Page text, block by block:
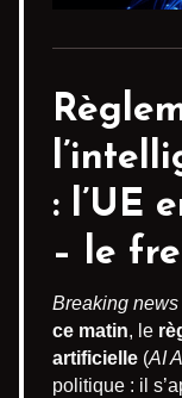
: l’UE
– le
Breaking news
ce matin, le
artificielle (AI
politique : il